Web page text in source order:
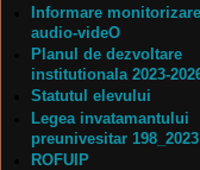
Informare monitorizare
audio-videO
Planul de dezvoltare
institutionala 2023-
Statutul elevului
Legea invatamantului
preunivesitar 198_2023
ROFUIP